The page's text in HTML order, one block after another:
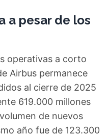
a pesar de los
operativas a corto
Airbus permanece
al cierre de 2025
619.000 millones
de nuevos
año fue de 123.300